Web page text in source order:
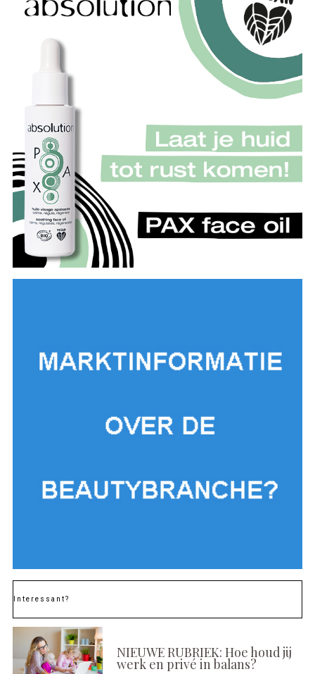
Interessant?
NIEUWE RUBRIEK: Hoe houd jij
werk en privé in balans?